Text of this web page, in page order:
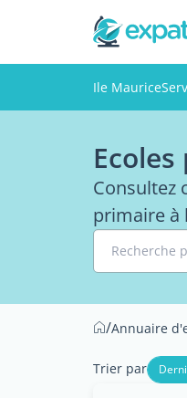
Ile Maurice
Consultez
primaire à
Recherche
/Annuaire
Trier par